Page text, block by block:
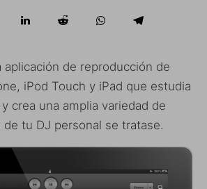
aplicación de reproducción de
iPod Touch y iPad que estudia
crea una amplia variedad de
tu DJ personal se tratase.